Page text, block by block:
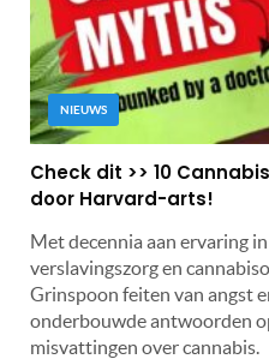
NIEUWS
Check dit >> 10
door Harvard-arts!
Met decennia aan ervaring in
verslavingszorg en
Grinspoon feiten van angst
onderbouwde antwoorden
misvattingen over cannabis.